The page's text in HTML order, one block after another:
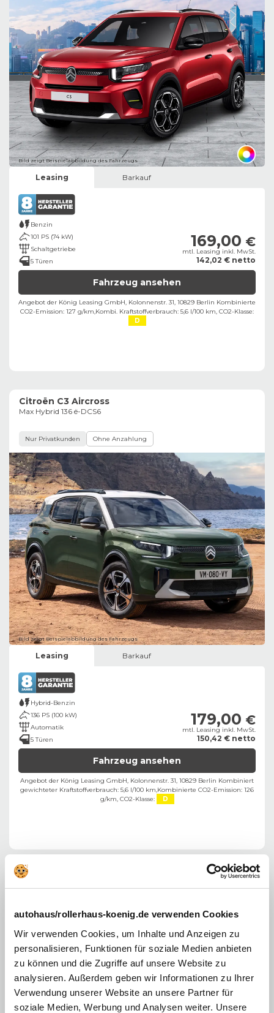
autohaus/rollerhaus-koenig.de verwenden Cookies
Wir verwenden Cookies, um Inhalte und Anzeigen zu
personalisieren, Funktionen für soziale Medien anbieten
zu können und die Zugriffe auf unsere Website zu
analysieren. Außerdem geben wir Informationen zu Ihrer
Verwendung unserer Website an unsere Partner für
soziale Medien, Werbung und Analysen weiter. Unsere
Bild zeigt Beispielabbildung des Fahrzeugs
Leasing Barkauf
Benzin
101 PS (74 kW)
Schaltgetriebe
5 Türen
169,00 €
mtl. Leasing inkl. MwSt.
142,02 € netto
Fahrzeug ansehen
Angebot der König Leasing GmbH, Kolonnenstr. 31, 10829 Berlin ​ Kombinierte
CO2-Emission: 127 g/km,Kombi. Kraftstoffverbrauch: 5,6 l/100 km, CO2-Klasse:
D
Citroën C3 Aircross
Max Hybrid 136 ë-DCS6
Nur Privatkunden Ohne Anzahlung
Bild zeigt Beispielabbildung des Fahrzeugs
Leasing Barkauf
Hybrid-Benzin
136 PS (100 kW)
Automatik
5 Türen
179,00 €
mtl. Leasing inkl. MwSt.
150,42 € netto
Fahrzeug ansehen
Angebot der König Leasing GmbH, Kolonnenstr. 31, 10829 Berlin ​ Kombiniert
gewichteter Kraftstoffverbrauch: 5,6 l/100 km,Kombinierte CO2-Emission: 126
g/km, CO2-Klasse: D
Citroën C5 Aircross
Max BlueHDi 130
Nur Privatkunden Ohne Anzahlung